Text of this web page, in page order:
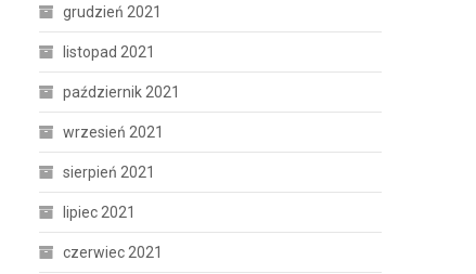
grudzień 2021
listopad 2021
październik 2021
wrzesień 2021
sierpień 2021
lipiec 2021
czerwiec 2021